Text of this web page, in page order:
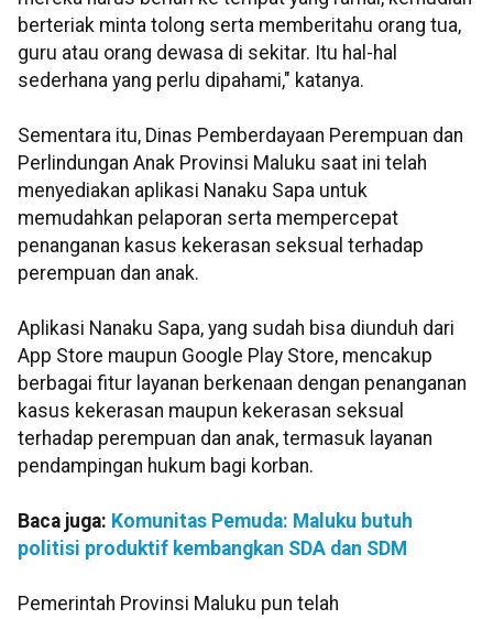
berteriak minta tolong serta memberitahu orang tua,
guru atau orang dewasa di sekitar. Itu hal-hal
sederhana yang perlu dipahami," katanya.
Sementara itu, Dinas Pemberdayaan Perempuan dan
Perlindungan Anak Provinsi Maluku saat ini telah
menyediakan aplikasi Nanaku Sapa untuk
memudahkan pelaporan serta mempercepat
penanganan kasus kekerasan seksual terhadap
perempuan dan anak.
Aplikasi Nanaku Sapa, yang sudah bisa diunduh dari
App Store maupun Google Play Store, mencakup
berbagai fitur layanan berkenaan dengan penanganan
kasus kekerasan maupun kekerasan seksual
terhadap perempuan dan anak, termasuk layanan
pendampingan hukum bagi korban.
Baca juga: Komunitas Pemuda: Maluku butuh
politisi produktif kembangkan SDA dan SDM
Pemerintah Provinsi Maluku pun telah